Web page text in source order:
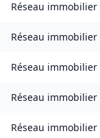
Réseau immobilier
Réseau immobilier
Réseau immobilier
Réseau immobilier
Réseau immobilier